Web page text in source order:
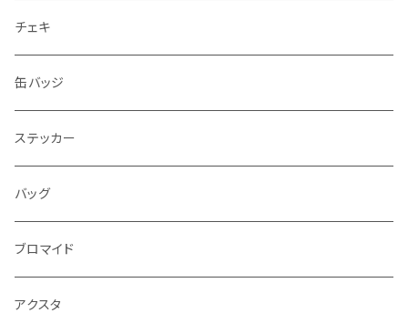
チェキ
缶バッジ
ステッカー
バッグ
ブロマイド
アクスタ